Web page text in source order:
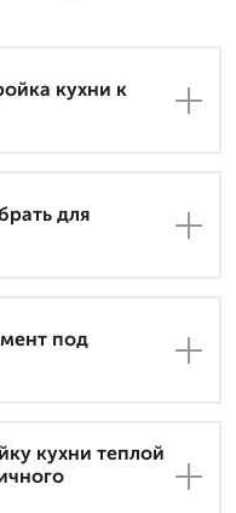
кухни к
для
под
кухни теплой